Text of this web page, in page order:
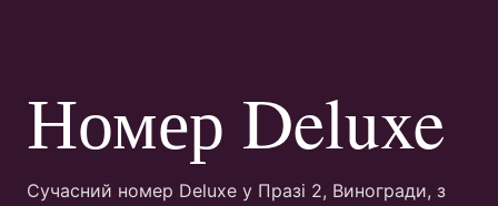
Номер Deluxe
Сучасний номер Deluxe у Празі 2, Виногради, з